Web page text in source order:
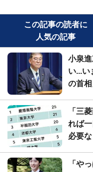
この記事の読者に
人気の記事
小泉
い...い
の首
「三
れば
必要
「や